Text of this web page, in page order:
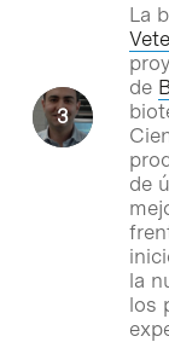
La
de
de
la
los